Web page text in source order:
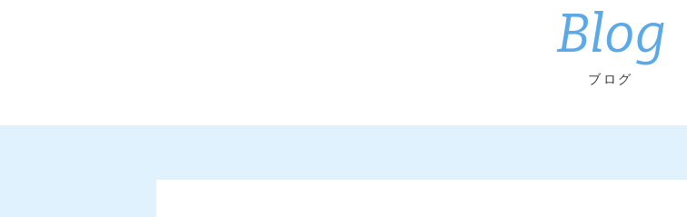
Blog
ブログ